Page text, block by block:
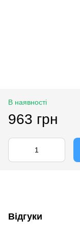
В наявності
963 грн
Відгуки